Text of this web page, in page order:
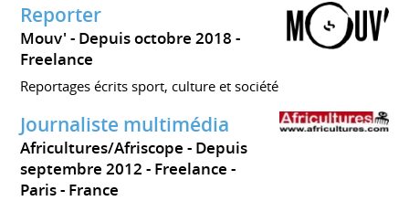
Reporter
Mouv'
Depuis octobre 2018
Freelance
Reportages écrits sport, culture et société
Journaliste multimédia
Africultures/Afriscope
Depuis
septembre 2012 Freelance
Paris
France